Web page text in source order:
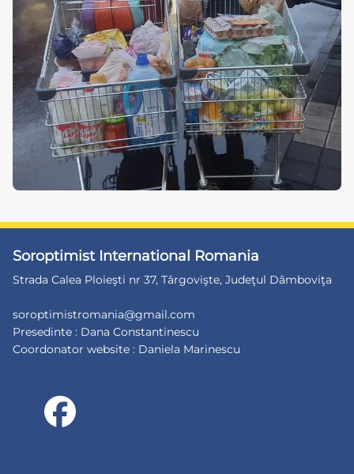
Soroptimist International Romania
Strada Calea Ploieşti nr 37, Târgovişte, Judeţul Dâmboviţa
soroptimistromania@gmail.com
Presedinte : Dana Constantinescu
Coordonator website : Daniela Marinescu